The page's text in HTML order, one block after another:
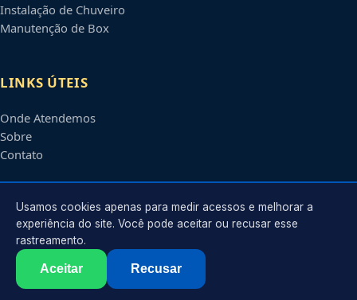
Instalação de Chuveiro
Manutenção de Box
LINKS ÚTEIS
Onde Atendemos
Sobre
Contato
CONTATO
Atendimento em
contato@encanadoremcampogrande.com.br
2026 Encanador emCampo Grande
. Todos os direitos reservados.
Usamos cookies apenas para medir acessos e melhorar a
experiência do site. Você pode aceitar ou recusar esse
rastreamento.
Aceitar Recusar